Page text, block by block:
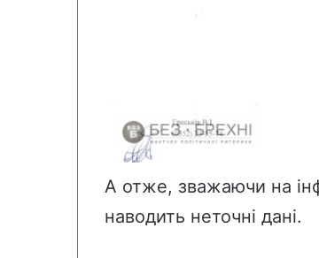
А отже, зважаючи на
наводить неточні дані.